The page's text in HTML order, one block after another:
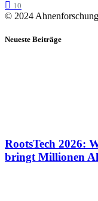
10
© 2024
Neueste Beiträge
RootsTech 2026:
bringt Millionen